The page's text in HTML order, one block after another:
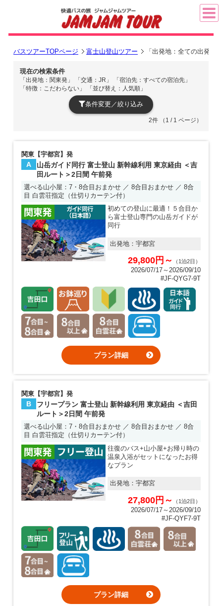
バスツアーTOPページ 富士山登山ツアー 「出発地：全ての出発
現在の検索条件
「出発地：関東発」 「交通：JR」 「宿泊先：すべての宿泊先」
「特徴：こだわらない」 「並び替え：人気順」
条件変更／絞り込み
2件 （1 / 1 ページ）
関東【宇都宮】発
A
山岳ガイド同行 富士登山 新幹線利用 東京経由 ＜吉
田ルート＞2日間 午前発
選べる山小屋：7・8合目おまかせ ／ 8合目おまかせ ／ 8合
目 白雲荘指定（仕切りカーテン付）
初めての登山に最適！５合目か
ら富士登山専門の山岳ガイドが
同行
出発地： 宇都宮
29,800円～ （1泊2日）
2026/07/17～2026/09/10
#JF-QYG7-9T
プラン詳細
関東【宇都宮】発
B
フリープラン 富士登山 新幹線利用 東京経由 ＜吉田
ルート＞2日間 午前発
選べる山小屋：7・8合目おまかせ ／ 8合目おまかせ ／ 8合
目 白雲荘指定（仕切りカーテン付）
往復のバス+山小屋+お帰り時の
温泉入浴がセットになったお得
なプラン
出発地： 宇都宮
27,800円～ （1泊2日）
2026/07/17～2026/09/10
#JF-QYF7-9T
プラン詳細